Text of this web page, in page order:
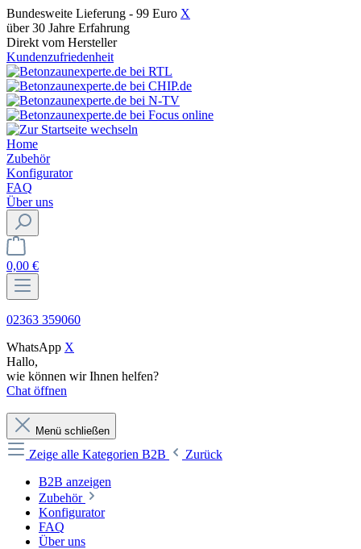
Bundesweite Lieferung - 99 Euro X
über 30 Jahre Erfahrung
Direkt vom Hersteller
Kundenzufriedenheit
Home
Zubehör
Konfigurator
FAQ
Über uns
0,00 €
02363 359060
WhatsApp X
Hallo,
wie können wir Ihnen helfen?
Chat öffnen
Menü schließen
Zeige alle Kategorien B2B
Zurück
B2B anzeigen
Zubehör
Konfigurator
FAQ
Über uns